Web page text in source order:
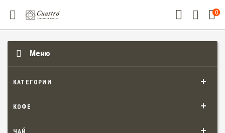
0
Меню
КАТЕГОРИИ
КОФЕ
ЧАЙ